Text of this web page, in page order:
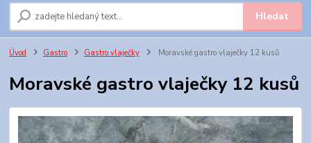
Hledat
Úvod Gastro Gastro vlaječky Moravské gastro vlaječky 12 kusů
Moravské gastro vlaječky 12 kusů